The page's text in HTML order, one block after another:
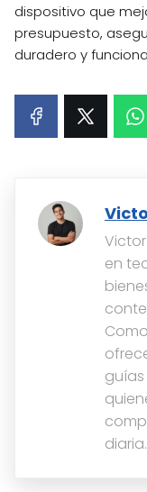
dispositivo que
presupuesto,
duradero y
en
diaria.